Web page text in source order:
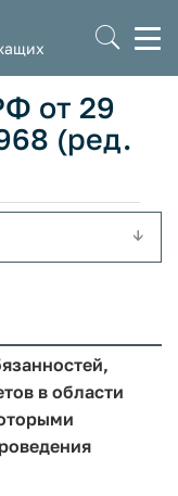
от 29
(ред.
в области